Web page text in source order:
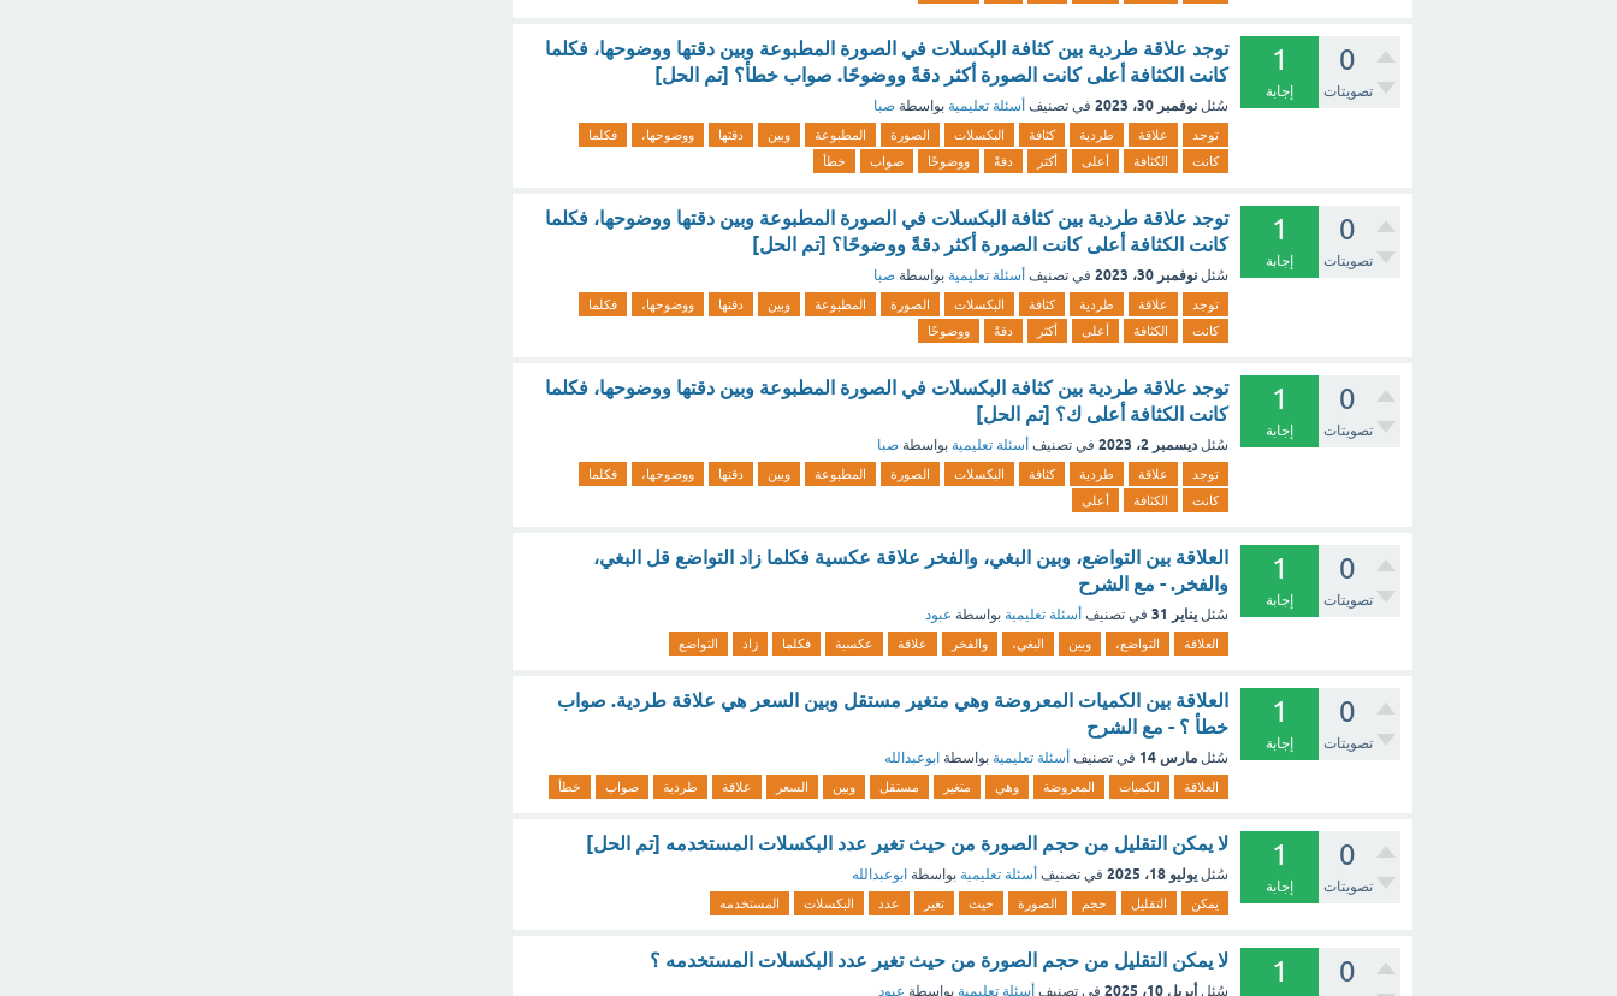
0
تصويتات
1
إجابة
توجد علاقة طردية بين كثافة البكسلات في الصورة المطبوعة وبين دقتها ووضوحها، فكلما
كانت الكثافة أعلى كانت الصورة أكثر دقةً ووضوحًا. صواب خطأ؟ [تم الحل]
سُئل نوفمبر 30، 2023 في تصنيف أسئلة تعليمية بواسطة صبا
توجد علاقة طردية كثافة البكسلات الصورة المطبوعة وبين دقتها ووضوحها،
فكلما
كانت
الكثافة أعلى أكثر دقةً ووضوحًا صواب خطأ
0
تصويتات
1
إجابة
توجد علاقة طردية بين كثافة البكسلات في الصورة المطبوعة وبين دقتها ووضوحها، فكلما
كانت الكثافة أعلى كانت الصورة أكثر دقةً ووضوحًا؟ [تم الحل]
سُئل نوفمبر 30، 2023 في تصنيف أسئلة تعليمية بواسطة صبا
توجد علاقة طردية كثافة البكسلات الصورة المطبوعة وبين دقتها ووضوحها،
فكلما
كانت
الكثافة أعلى أكثر دقةً ووضوحًا
0
تصويتات
1
إجابة
توجد علاقة طردية بين كثافة البكسلات في الصورة المطبوعة وبين دقتها ووضوحها، فكلما
كانت الكثافة أعلى ك؟ [تم الحل]
سُئل ديسمبر 2، 2023 في تصنيف أسئلة تعليمية بواسطة صبا
توجد علاقة طردية كثافة البكسلات الصورة المطبوعة وبين دقتها ووضوحها،
فكلما
كانت
الكثافة أعلى
0
تصويتات
1
إجابة
العلاقة بين التواضع، وبين البغي، والفخر علاقة عكسية فكلما زاد التواضع قل البغي،
والفخر. - مع الشرح
سُئل يناير 31 في تصنيف أسئلة تعليمية بواسطة عبود
العلاقة التواضع، وبين البغي، والفخر علاقة عكسية فكلما زاد التواضع
0
تصويتات
1
إجابة
العلاقة بين الكميات المعروضة وهي متغير مستقل وبين السعر هي علاقة طردية. صواب
خطأ ؟ - مع الشرح
سُئل مارس 14 في تصنيف أسئلة تعليمية بواسطة ابوعبدالله
العلاقة الكميات المعروضة وهي متغير مستقل وبين السعر علاقة طردية صواب خطأ
0
تصويتات
1
إجابة
لا يمكن التقليل من حجم الصورة من حيث تغير عدد البكسلات المستخدمه [تم الحل]
سُئل يوليو 18، 2025 في تصنيف أسئلة تعليمية بواسطة ابوعبدالله
يمكن التقليل حجم الصورة حيث تغير عدد البكسلات المستخدمه
0
1 لا يمكن التقليل من حجم الصورة من حيث تغير عدد البكسلات المستخدمه ؟
سُئل أبريل 10، 2025 في تصنيف أسئلة تعليمية بواسطة عبود